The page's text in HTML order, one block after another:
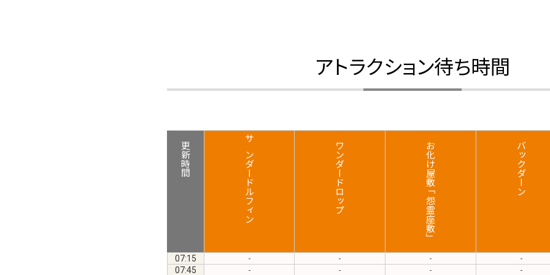
アトラクション待ち時間
更新時間 サンダードルフィン ワンダードロップ お化け屋敷「怨霊座敷」 バックダーン
07:15 - - - -
07:45
- - - -